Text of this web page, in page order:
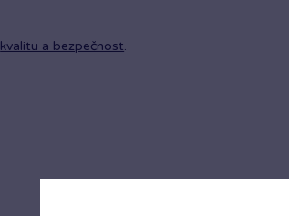
kvalitu a bezpečnost.